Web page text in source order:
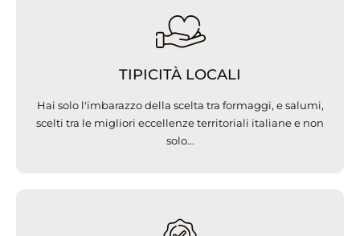
TIPICITÀ LOCALI
Hai solo l'imbarazzo della scelta tra formaggi, e salumi,
scelti tra le migliori eccellenze territoriali italiane e non
solo...